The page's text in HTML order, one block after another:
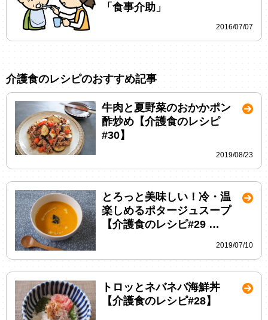
「食事介助」
2016/07/07
介護食のレシピのおすすめ記事
牛肉と夏野菜のおかかポン
酢炒め【介護食のレシピ
#30】
2019/08/23
とろっと美味しい！冷・温
楽しめるポタージュスープ
【介護食のレシピ#29 …
2019/07/10
トロッとネバネバ海鮮丼
【介護食のレシピ#28】